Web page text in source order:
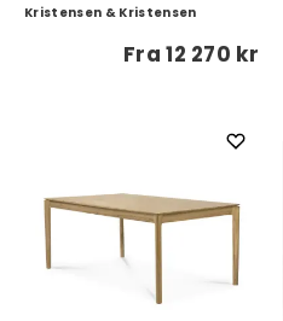
Kristensen & Kristensen
Fra12 270 kr